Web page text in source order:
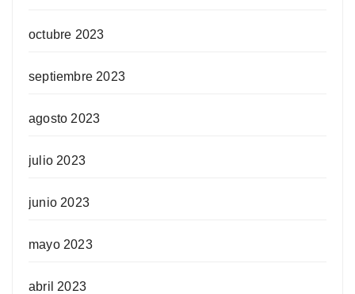
octubre 2023
septiembre 2023
agosto 2023
julio 2023
junio 2023
mayo 2023
abril 2023